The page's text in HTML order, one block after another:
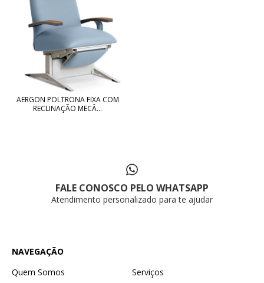
AERGON POLTRONA FIXA COM
RECLINAÇÃO MECÂ...
FALE CONOSCO PELO WHATSAPP
Atendimento personalizado para te ajudar
NAVEGAÇÃO
Quem Somos
Serviços